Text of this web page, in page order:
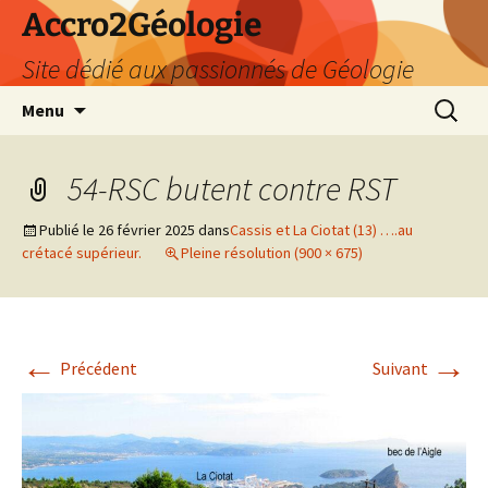
Accro2Géologie
Site dédié aux passionnés de Géologie
Menu
54-RSC butent contre RST
Publié le 26 février 2025 dansCassis et La Ciotat (13) ….au
crétacé supérieur.
Pleine résolution (900 × 675)
← Précédent Suivant →